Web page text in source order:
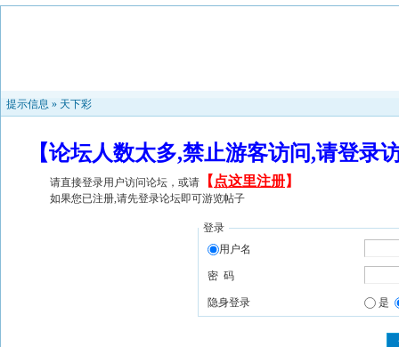
提示信息 » 天下彩
【论坛人数太多,禁止游客访问,请登
请直接登录用户访问论坛，或请 【 点这里注册】
如果您已注册,请先登录论坛即可游览帖子
登录
用户名
密 码
隐身登录 是